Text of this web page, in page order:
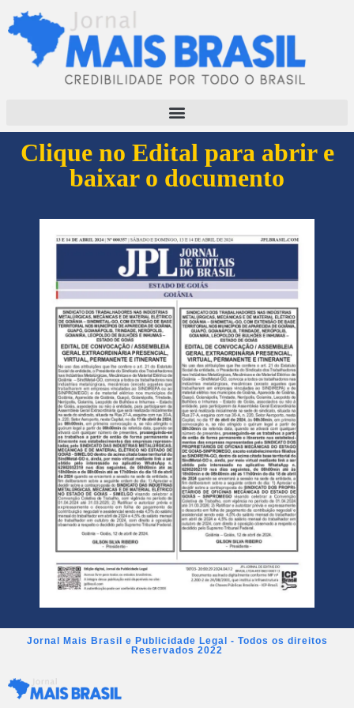
Clique no Edital para abrir e
baixar o documento
Jornal Mais Brasil e Publicidade Legal - Todos os direitos
Reservados 2022